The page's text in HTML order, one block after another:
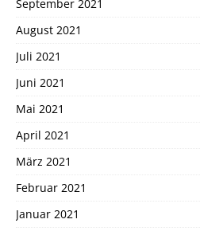
September 2021
August 2021
Juli 2021
Juni 2021
Mai 2021
April 2021
März 2021
Februar 2021
Januar 2021